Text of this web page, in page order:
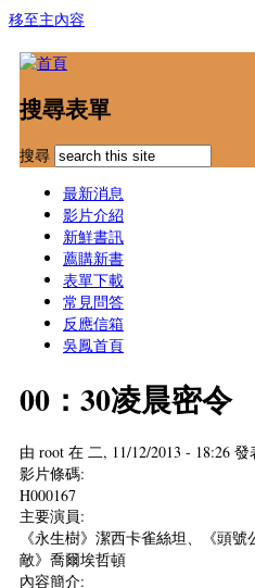
移至主內容
搜尋表單
搜尋
最新消息
影片介紹
新鮮書訊
薦購新書
表單下載
常見問答
反應信箱
吳鳳首頁
00：30凌晨密令
由 root 在 二, 11/12/2013 - 18:26 發
影片條碼:
H000167
主要演員:
《永生樹》潔西卡雀絲坦、《頭
敵》喬爾埃哲頓
內容簡介: